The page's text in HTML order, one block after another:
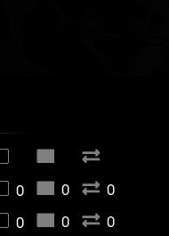
0 0
0
0 0
0